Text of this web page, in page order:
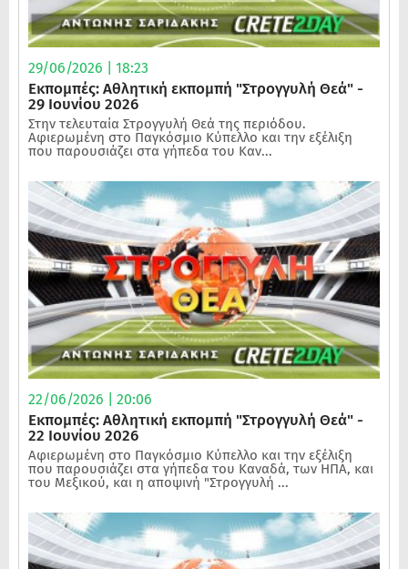
29/06/2026 | 18:23
Εκπομπές: Αθλητική εκπομπή "Στρογγυλή Θεά" -
29 Ιουνίου 2026
Στην τελευταία Στρογγυλή Θεά της περιόδου.
Αφιερωμένη στο Παγκόσμιο Κύπελλο και την εξέλιξη
που παρουσιάζει στα γήπεδα του Καν...
22/06/2026 | 20:06
Εκπομπές: Αθλητική εκπομπή "Στρογγυλή Θεά" -
22 Ιουνίου 2026
Αφιερωμένη στο Παγκόσμιο Κύπελλο και την εξέλιξη
που παρουσιάζει στα γήπεδα του Καναδά, των ΗΠΑ, και
του Μεξικού, και η αποψινή "Στρογγυλή ...